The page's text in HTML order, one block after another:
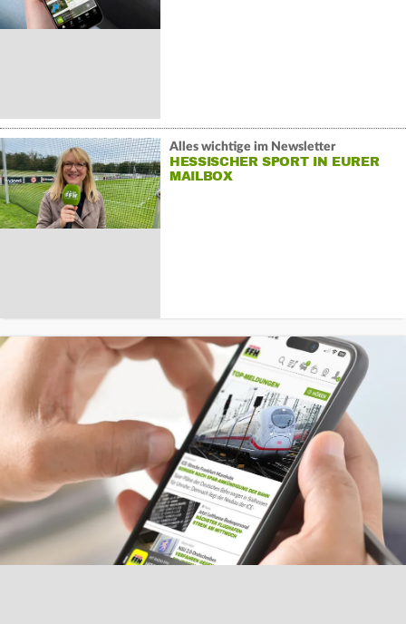
Alles wichtige im Newsletter
HESSISCHER SPORT IN EURER
MAILBOX